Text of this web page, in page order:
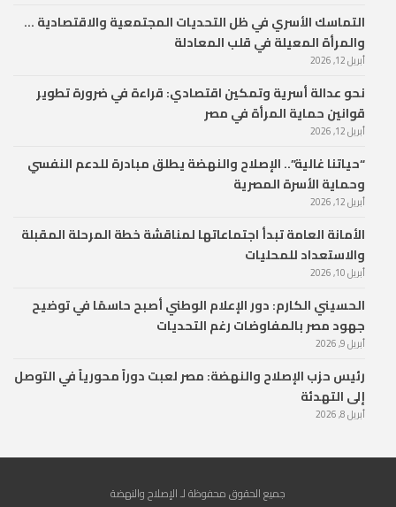
التماسك الأسري في ظل التحديات المجتمعية والاقتصادية …
والمرأة المعيلة في قلب المعادلة
أبريل 12, 2026
نحو عدالة أسرية وتمكين اقتصادي: قراءة في ضرورة تطوير
قوانين حماية المرأة في مصر
أبريل 12, 2026
“حياتنا غالية”.. الإصلاح والنهضة يطلق مبادرة للدعم النفسي
وحماية الأسرة المصرية
أبريل 12, 2026
الأمانة العامة تبدأ اجتماعاتها لمناقشة خطة المرحلة المقبلة
والاستعداد للمحليات
أبريل 10, 2026
الحسيني الكارم: دور الإعلام الوطني أصبح حاسمًا في توضيح
جهود مصر بالمفاوضات رغم التحديات
أبريل 9, 2026
رئيس حزب الإصلاح والنهضة: مصر لعبت دوراً محورياً في التوصل
إلى التهدئة
أبريل 8, 2026
جميع الحقوق محفوظة لـ الإصلاح والنهضة